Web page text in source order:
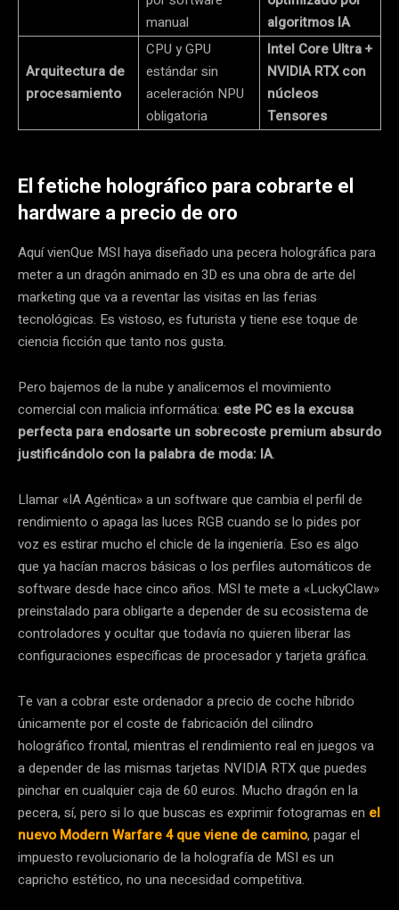
manual
algoritmos IA
Arquitectura de
procesamiento
CPU y GPU
estándar sin
aceleración NPU
obligatoria
Intel Core Ultra +
NVIDIA RTX con
núcleos
Tensores
El fetiche holográfico para cobrarte el
hardware a precio de oro
Aquí vienQue MSI haya diseñado una pecera holográfica para
meter a un dragón animado en 3D es una obra de arte del
marketing que va a reventar las visitas en las ferias
tecnológicas. Es vistoso, es futurista y tiene ese toque de
ciencia ficción que tanto nos gusta.
Pero bajemos de la nube y analicemos el movimiento
comercial con malicia informática: este PC es la excusa
perfecta para endosarte un sobrecoste premium absurdo
justificándolo con la palabra de moda: IA.
Llamar «IA Agéntica» a un software que cambia el perfil de
rendimiento o apaga las luces RGB cuando se lo pides por
voz es estirar mucho el chicle de la ingeniería. Eso es algo
que ya hacían macros básicas o los perfiles automáticos de
software desde hace cinco años. MSI te mete a «LuckyClaw»
preinstalado para obligarte a depender de su ecosistema de
controladores y ocultar que todavía no quieren liberar las
configuraciones específicas de procesador y tarjeta gráfica.
Te van a cobrar este ordenador a precio de coche híbrido
únicamente por el coste de fabricación del cilindro
holográfico frontal, mientras el rendimiento real en juegos va
a depender de las mismas tarjetas NVIDIA RTX que puedes
pinchar en cualquier caja de 60 euros. Mucho dragón en la
pecera, sí, pero si lo que buscas es exprimir fotogramas en el
nuevo Modern Warfare 4 que viene de camino, pagar el
impuesto revolucionario de la holografía de MSI es un
capricho estético, no una necesidad competitiva.